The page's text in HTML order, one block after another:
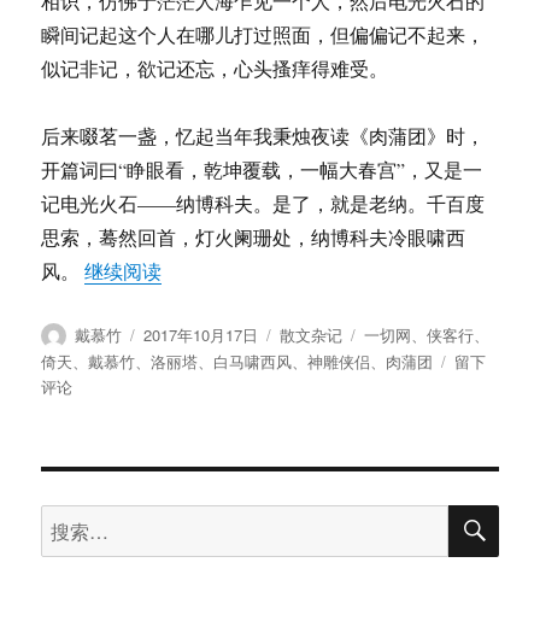
瞬间记起这个人在哪儿打过照面，但偏偏记不起来，
似记非记，欲记还忘，心头搔痒得难受。
后来啜茗一盏，忆起当年我秉烛夜读《肉蒲团》时，
开篇词曰“睁眼看，乾坤覆载，一幅大春宫”，又是一
记电光火石——纳博科夫。是了，就是老纳。千百度
思索，蓦然回首，灯火阑珊处，纳博科夫冷眼啸西
风。继续阅读“戴慕竹：白马与恋童癖”
作
者
戴慕竹
发
布
2017年10月17日
分
类
散文杂记
标
签
一切网 、侠客行
倚天 、戴慕竹 、洛丽塔 白马啸西风 、神雕侠侣 肉蒲团
于
与
恋
童
留下
评论
搜
索：
搜